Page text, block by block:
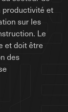
productivité et
sur les
Le
et doit être
des